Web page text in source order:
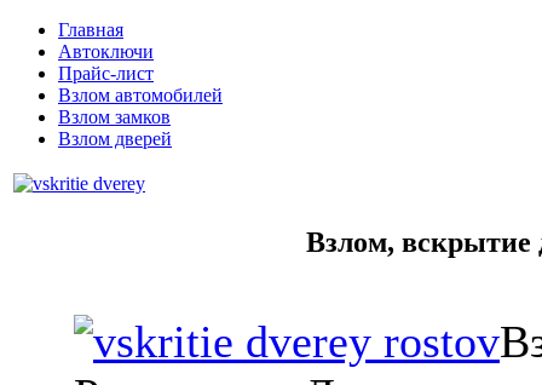
Главная
Автоключи
Прайс-лист
Взлом автомобилей
Взлом замков
Взлом дверей
Взлом, вскрытие